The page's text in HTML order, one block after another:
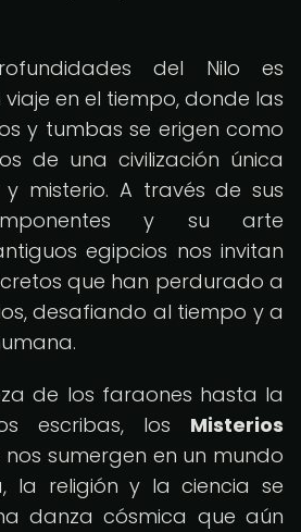
del Nilo es
en el tiempo, donde las
y tumbas se erigen como
de una civilización única
misterio. A través de sus
imponentes y su arte
egipcios nos invitan
que han perdurado a
desafiando al tiempo y a
de los faraones hasta la
escribas, los Misterios
nos sumergen en un mundo
la religión y la ciencia se
danza cósmica que aún